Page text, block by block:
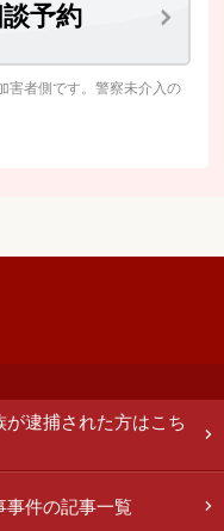
予約
害者側です。警察未介入の
が逮捕された方はこち
事件の記事一覧